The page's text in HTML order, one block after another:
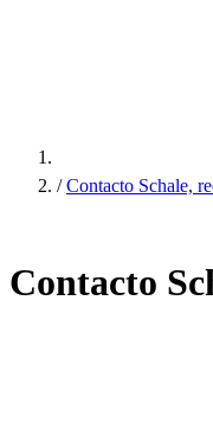
/ Contacto Schale,
Contacto